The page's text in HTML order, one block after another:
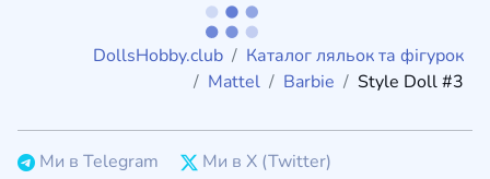
DollsHobby.club
Каталог ляльок та фігурок
Mattel
Barbie Style Doll #3
Ми в Telegram
Ми в X (Twitter)